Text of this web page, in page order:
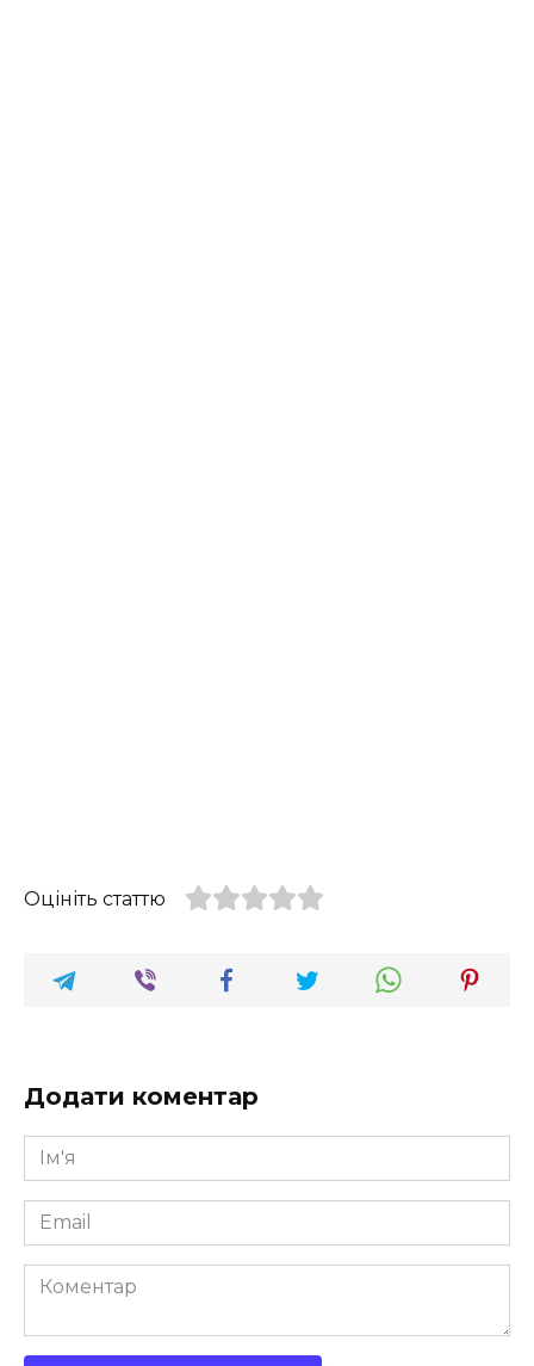
Оцініть статтю
Додати коментар
Ім'я
*
Email
*
Коментар